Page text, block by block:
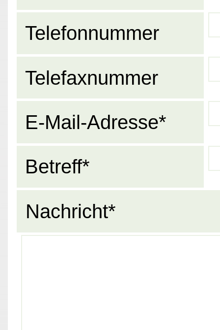
Telefonnummer
Telefaxnummer
E-Mail-Adresse*
Betreff*
Nachricht*